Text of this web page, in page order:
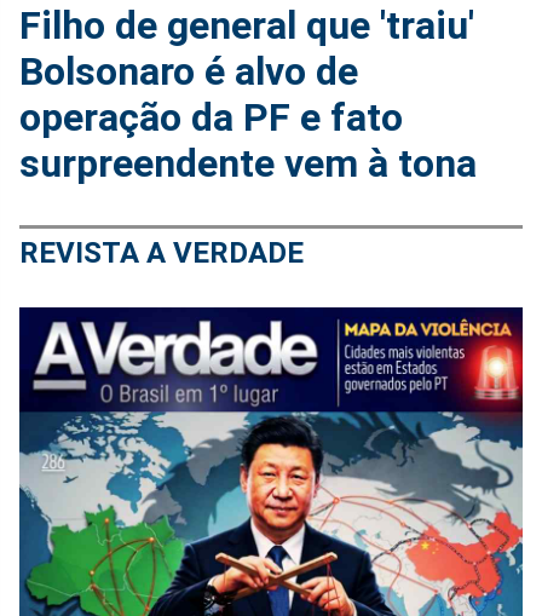
Filho de general que 'traiu'
Bolsonaro é alvo de
operação da PF e fato
surpreendente vem à tona
REVISTA A VERDADE